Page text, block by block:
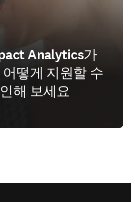
Analytics가
떻게 지원할 수
해 보세요